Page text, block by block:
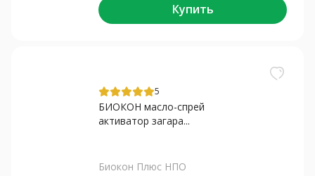
Купить
5
БИОКОН масло-спрей
активатор загара...
Биокон Плюс НПО